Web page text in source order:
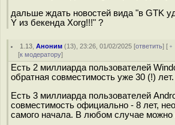
дальше ждать новостей вида "в GTK
Y из бекенда Xorg!!!" ?
1.13 ,Аноним (13), 23:26, 01/02/2025 [ответить] [
[к модератору]
Есть 2 миллиарда пользователей
обратная совместимость уже 30 (!) лет.
Есть 3 миллиарда пользователей
совместимость официально - 8 лет,
самого начала. В любом случае можно